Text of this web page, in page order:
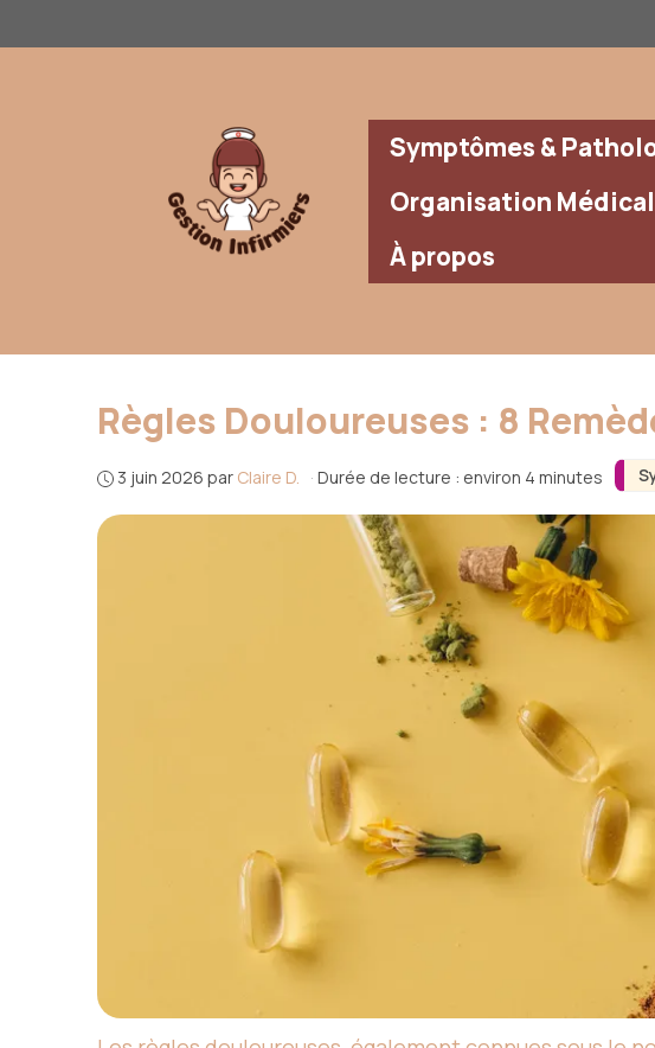
au
Symptômes &
Organisation
À propos
Règles Douloureuses : 8
3 juin 2026 par Claire D. · Durée de lecture : environ 4 minutes